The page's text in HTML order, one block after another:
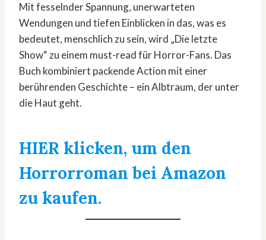
Mit fesselnder Spannung, unerwarteten
Wendungen und tiefen Einblicken in das, was es
bedeutet, menschlich zu sein, wird „Die letzte
Show“ zu einem must-read für Horror-Fans. Das
Buch kombiniert packende Action mit einer
berührenden Geschichte – ein Albtraum, der unter
die Haut geht.
HIER klicken, um den
Horrorroman bei Amazon
zu kaufen.